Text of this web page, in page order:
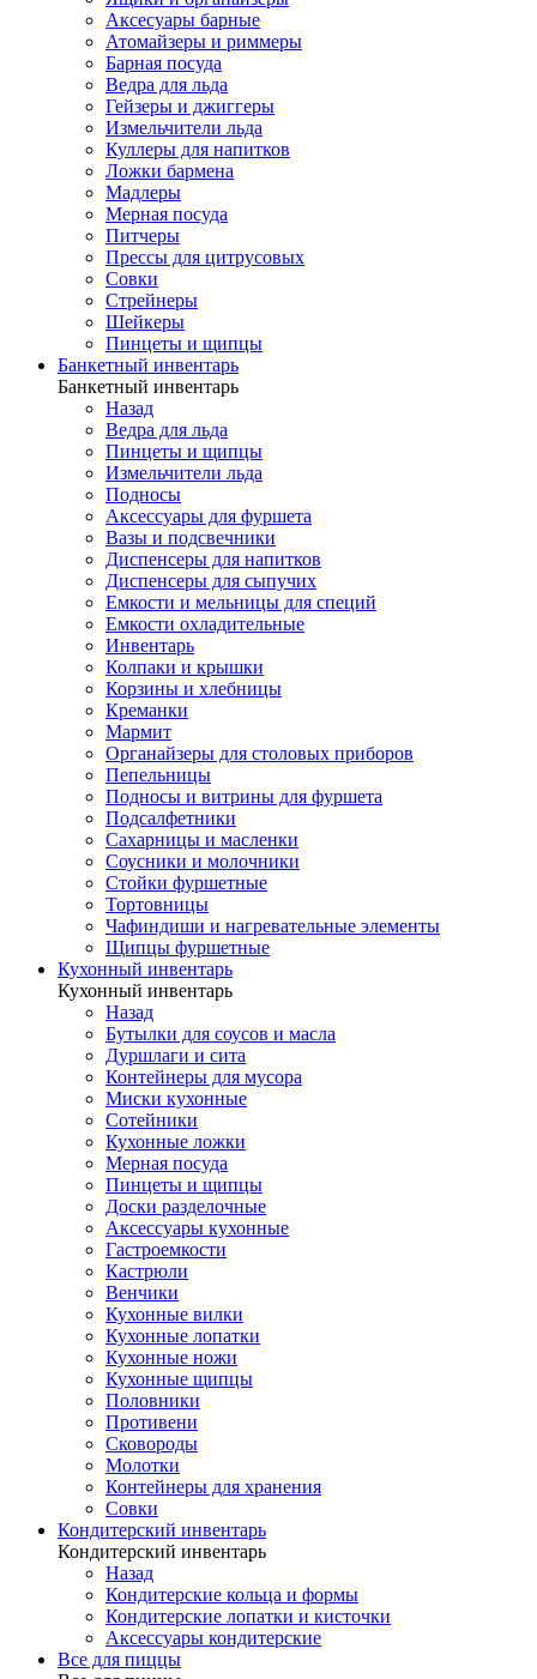
Аксесуары барные
Атомайзеры и риммеры
Барная посуда
Ведра для льда
Гейзеры и джиггеры
Измельчители льда
Куллеры для напитков
Ложки бармена
Мадлеры
Мерная посуда
Питчеры
Прессы для цитрусовых
Совки
Стрейнеры
Шейкеры
Пинцеты и щипцы
Банкетный инвентарь
Банкетный инвентарь
Назад
Ведра для льда
Пинцеты и щипцы
Измельчители льда
Подносы
Аксессуары для фуршета
Вазы и подсвечники
Диспенсеры для напитков
Диспенсеры для сыпучих
Емкости и мельницы для специй
Емкости охладительные
Инвентарь
Колпаки и крышки
Корзины и хлебницы
Креманки
Мармит
Органайзеры для столовых приборов
Пепельницы
Подносы и витрины для фуршета
Подсалфетники
Сахарницы и масленки
Соусники и молочники
Стойки фуршетные
Тортовницы
Чафиндиши и нагревательные элементы
Щипцы фуршетные
Кухонный инвентарь
Кухонный инвентарь
Назад
Бутылки для соусов и масла
Дуршлаги и сита
Контейнеры для мусора
Миски кухонные
Сотейники
Кухонные ложки
Мерная посуда
Пинцеты и щипцы
Доски разделочные
Аксессуары кухонные
Гастроемкости
Кастрюли
Венчики
Кухонные вилки
Кухонные лопатки
Кухонные ножи
Кухонные щипцы
Половники
Противени
Сковороды
Молотки
Контейнеры для хранения
Совки
Кондитерский инвентарь
Кондитерский инвентарь
Назад
Кондитерские кольца и формы
Кондитерские лопатки и кисточки
Аксессуары кондитерские
Все для пиццы